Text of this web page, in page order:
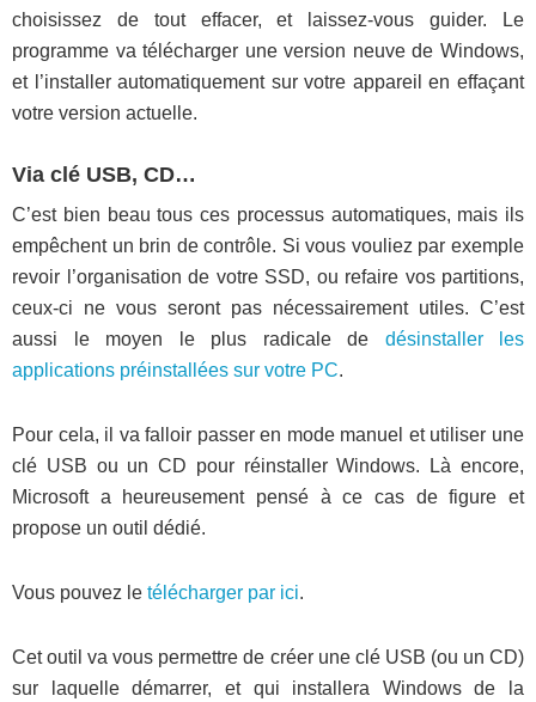
choisissez de tout effacer, et laissez-vous guider. Le
programme va télécharger une version neuve de Windows,
et l’installer automatiquement sur votre appareil en effaçant
votre version actuelle.
Via clé USB, CD…
C’est bien beau tous ces processus automatiques, mais ils
empêchent un brin de contrôle. Si vous vouliez par exemple
revoir l’organisation de votre SSD, ou refaire vos partitions,
ceux-ci ne vous seront pas nécessairement utiles. C’est
aussi le moyen le plus radicale de désinstaller les
applications préinstallées sur votre PC.
Pour cela, il va falloir passer en mode manuel et utiliser une
clé USB ou un CD pour réinstaller Windows. Là encore,
Microsoft a heureusement pensé à ce cas de figure et
propose un outil dédié.
Vous pouvez le télécharger par ici.
Cet outil va vous permettre de créer une clé USB (ou un CD)
sur laquelle démarrer, et qui installera Windows de la